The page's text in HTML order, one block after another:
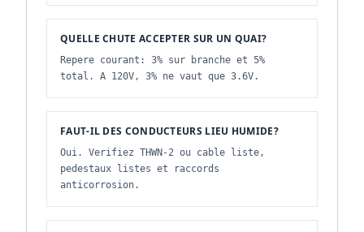
QUELLE CHUTE ACCEPTER SUR UN QUAI?
Repere courant: 3% sur branche et 5%
total. A 120V, 3% ne vaut que 3.6V.
FAUT-IL DES CONDUCTEURS LIEU HUMIDE?
Oui. Verifiez THWN-2 ou cable liste,
pedestaux listes et raccords
anticorrosion.